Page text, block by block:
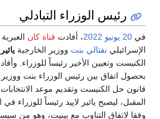
رئيس الوزراء التبادلي
في 20 يونيو 2022، أفادت قناة كان
الإسرائيلي نفتالي بنت ووزير الخارجية
الكنيست وتعيين الأخير رئيساً للوزراء.
بحصول اتفاق بين رئيس الوزراء بنت ووزير
قانون حل ​الكنيست​ وتقديم موعد ​الانتخابات​
المقبل، ليصبح يائير لاپيد رئيساً للوزراء في
وفقا لاتفاق التناوب مع بينيت، وهو من